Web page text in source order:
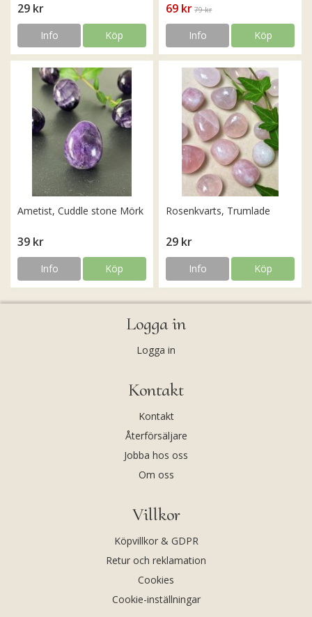
29 kr
Info Köp
69 kr 79 kr
Info Köp
Ametist, Cuddle stone Mörk
39 kr
Info Köp
Rosenkvarts, Trumlade
29 kr
Info Köp
Logga in
Logga in
Kontakt
Kontakt
Återförsäljare
Jobba hos oss
Om oss
Villkor
Köpvillkor & GDPR
Retur och reklamation
Cookies
Cookie-inställningar